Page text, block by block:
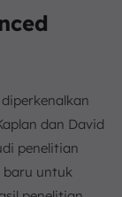
dan David
penelitian
baru untuk